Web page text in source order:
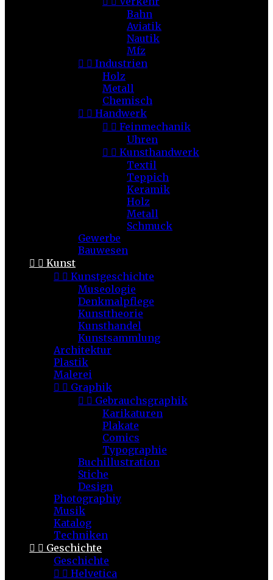
Bahn
Aviatik
Nautik
Mfz
  Industrien
Holz
Metall
Chemisch
  Handwerk
  Feinmechanik
Uhren
  Kunsthandwerk
Textil
Teppich
Keramik
Holz
Metall
Schmuck
Gewerbe
Bauwesen
  Kunst
  Kunstgeschichte
Museologie
Denkmalpflege
Kunsttheorie
Kunsthandel
Kunstsammlung
Architektur
Plastik
Malerei
  Graphik
  Gebrauchsgraphik
Karikaturen
Plakate
Comics
Typographie
Buchillustration
Stiche
Design
Photographiy
Musik
Katalog
Techniken
  Geschichte
Geschichte
  Helvetica